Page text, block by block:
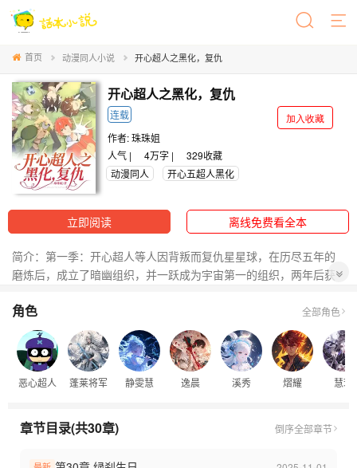
首页 动漫同人小说 开心超人之黑化，复仇
开心超人之黑化，复仇
连载
加入收藏
作者:珠珠姐
人气 |
4万字 | 329收藏
动漫同人
开心五超人黑化
立即阅读 离线免费看全本
简介：第一季：开心超人等人因背叛而复仇星星球，在历尽五年的
磨炼后，成立了暗幽组织，并一跃成为宇宙第一的组织，两年后获
第二季：（努力加载中……）
角色 全部角色
恶心超人 蓬莱将军 静雯慧 逸晨 溪秀 熠耀 慧玲
章节目录(共30章) 倒序全部章节